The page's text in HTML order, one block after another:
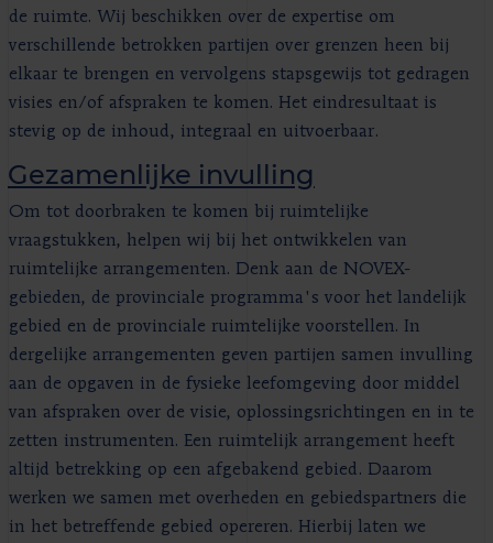
de ruimte. Wij beschikken over de expertise om
verschillende betrokken partijen over grenzen heen bij
elkaar te brengen en vervolgens stapsgewijs tot gedragen
visies en/of afspraken te komen. Het eindresultaat is
stevig op de inhoud, integraal en uitvoerbaar.
Gezamenlijke invulling
Om tot doorbraken te komen bij ruimtelijke
vraagstukken, helpen wij bij het ontwikkelen van
ruimtelijke arrangementen. Denk aan de NOVEX-
gebieden, de provinciale programma's voor het landelijk
gebied en de provinciale ruimtelijke voorstellen. In
dergelijke arrangementen geven partijen samen invulling
aan de opgaven in de fysieke leefomgeving door middel
van afspraken over de visie, oplossingsrichtingen en in te
zetten instrumenten. Een ruimtelijk arrangement heeft
altijd betrekking op een afgebakend gebied. Daarom
werken we samen met overheden en gebiedspartners die
in het betreffende gebied opereren. Hierbij laten we